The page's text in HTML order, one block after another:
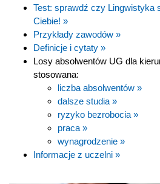
Test: sprawdź czy Lingwistyka
Ciebie! »
Przykłady zawodów »
Definicje i cytaty »
Losy absolwentów UG dla
stosowana:
liczba absolwentów »
dalsze studia »
ryzyko bezrobocia »
praca »
wynagrodzenie »
Informacje z uczelni »